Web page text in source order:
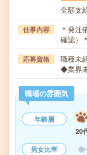
全額支
仕事内容
＊発注
確認）
応募資格
職種未
◆業界
職場の雰囲気
年齢層
20
男女比率